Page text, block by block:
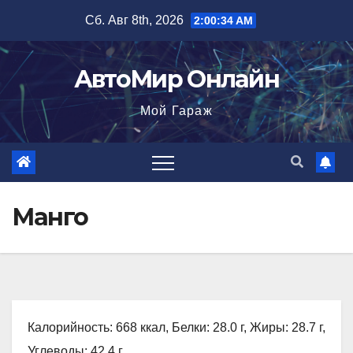
содержимому
Сб. Авг 8th, 2026 2:00:35 AM
АвтоМир Онлайн
Мой Гараж
Манго
Калорийность: 668 ккал, Белки: 28.0 г, Жиры: 28.7 г,